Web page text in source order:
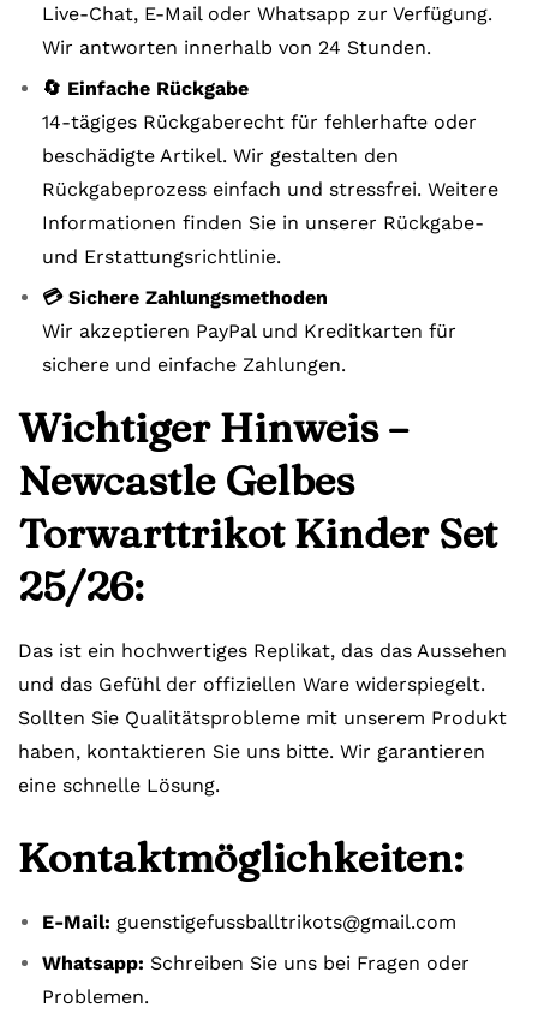
Live-Chat, E-Mail oder Whatsapp zur Verfügung.
Wir antworten innerhalb von 24 Stunden.
🔄 Einfache Rückgabe
14-tägiges Rückgaberecht für fehlerhafte oder
beschädigte Artikel. Wir gestalten den
Rückgabeprozess einfach und stressfrei. Weitere
Informationen finden Sie in unserer Rückgabe-
und Erstattungsrichtlinie.
💳 Sichere Zahlungsmethoden
Wir akzeptieren PayPal und Kreditkarten für
sichere und einfache Zahlungen.
Wichtiger Hinweis –
Newcastle Gelbes
Torwarttrikot Kinder Set
25/26:
Das ist ein hochwertiges Replikat, das das Aussehen
und das Gefühl der offiziellen Ware widerspiegelt.
Sollten Sie Qualitätsprobleme mit unserem Produkt
haben, kontaktieren Sie uns bitte. Wir garantieren
eine schnelle Lösung.
Kontaktmöglichkeiten:
E-Mail: guenstigefussballtrikots@gmail.com
Whatsapp: Schreiben Sie uns bei Fragen oder
Problemen.